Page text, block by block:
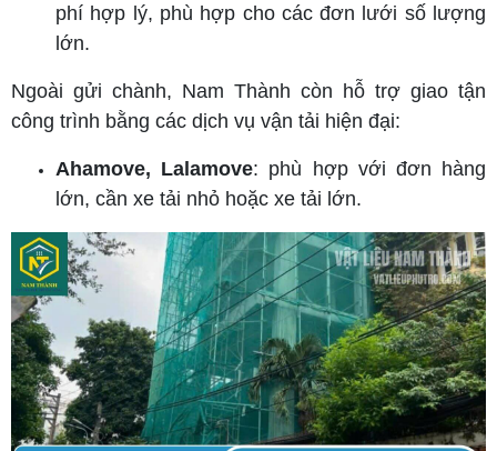
phí hợp lý, phù hợp cho các đơn lưới số lượng
lớn.
Ngoài gửi chành, Nam Thành còn hỗ trợ giao tận
công trình bằng các dịch vụ vận tải hiện đại:
Ahamove, Lalamove: phù hợp với đơn hàng
lớn, cần xe tải nhỏ hoặc xe tải lớn.